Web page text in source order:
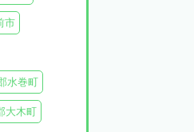
市
水巻町
大木町